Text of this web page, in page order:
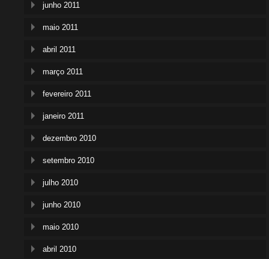
junho 2011
maio 2011
abril 2011
março 2011
fevereiro 2011
janeiro 2011
dezembro 2010
setembro 2010
julho 2010
junho 2010
maio 2010
abril 2010